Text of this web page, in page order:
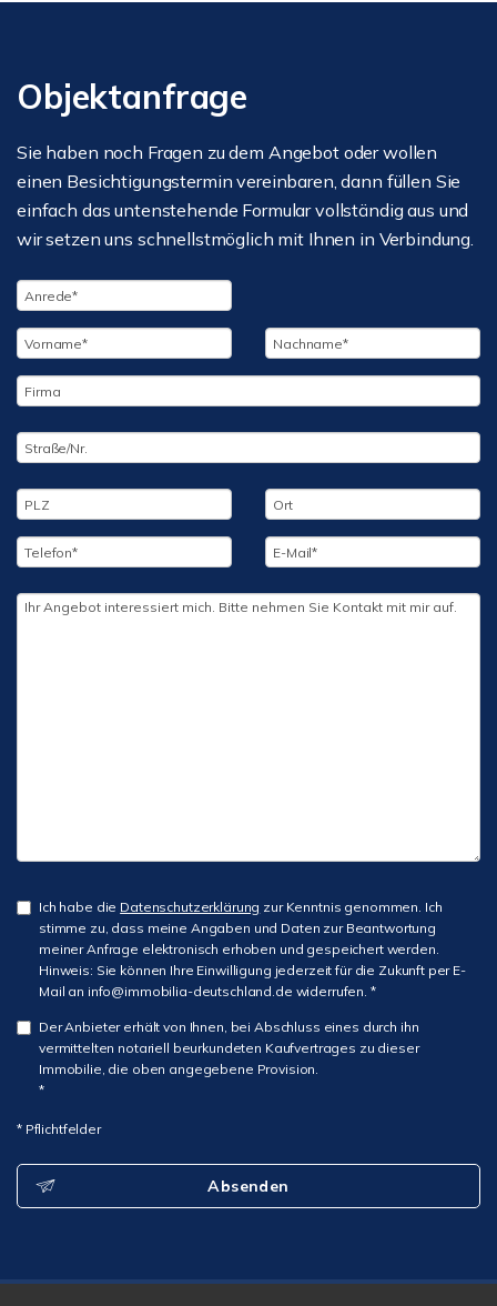
Objektanfrage
Sie haben noch Fragen zu dem Angebot oder wollen
einen Besichtigungstermin vereinbaren, dann füllen Sie
einfach das untenstehende Formular vollständig aus und
wir setzen uns schnellstmöglich mit Ihnen in Verbindung.
Ich habe die Datenschutzerklärung zur Kenntnis genommen. Ich
stimme zu, dass meine Angaben und Daten zur Beantwortung
meiner Anfrage elektronisch erhoben und gespeichert werden.
Hinweis: Sie können Ihre Einwilligung jederzeit für die Zukunft per E-
Mail an info@immobilia-deutschland.de widerrufen. *
Der Anbieter erhält von Ihnen, bei Abschluss eines durch ihn
vermittelten notariell beurkundeten Kaufvertrages zu dieser
Immobilie, die oben angegebene Provision.
*
* Pflichtfelder
Absenden